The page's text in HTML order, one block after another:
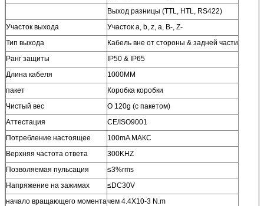
Выход разницы (TTL, HTL, RS422)
Участок выхода
Участок a, b, z, a, B-, Z-
Тип выхода
Кабель вне от стороны & задней части
Ранг защиты
IP50 & IP65
Длина кабеля
1000MM
пакет
Коробка коробки
Чистый вес
О 120g (с пакетом)
Аттестация
CE/ISO9001
Потребление настоящее
100mA МАКС
Верхняя частота ответа
300KHZ
Позволяемая пульсация
≤3%rms
Напряжение на зажимах
≤DC30V
начало вращающего моментачем 4.4X10-3 N.m